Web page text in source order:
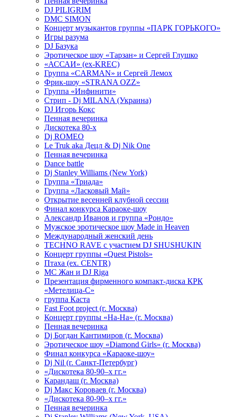
DJ PILIGRIM
DMC SIMON
Концерт музыкантов группы «ПАРК ГОРЬКОГО»
Игры разума
DJ Базука
Эротическое шоу «Тарзан» и Сергей Глушко
«АССАИ» (ex-KREC)
Группа «CARMAN» и Сергей Лемох
Фрик-шоу «STRANA OZZ»
Группа «Инфинити»
Стрип - Dj MILANA (Украина)
DJ Игорь Кокс
Пенная вечеринка
Дискотека 80-х
Dj ROMEO
Le Truk aka Децл & Dj Nik One
Пенная вечеринка
Dance battle
Dj Stanley Williams (New York)
Группа «Триада»
Группа «Ласковый Май»
Открытие весенней клубной сессии
Финал конкурса Караоке-шоу
Александр Иванов и группа «Рондо»
Мужское эротическое шоу Made in Heaven
Международный женский день
TECHNO RAVE с участием DJ SHUSHUKIN
Концерт группы «Quest Pistols»
Птаха (ex. CENTR)
МС Жан и DJ Riga
Презентация фирменного компакт-диска КРК
«Метелица-С»
группа Каста
Fast Foot project (г. Москва)
Концерт группы «На-На» (г. Москва)
Пенная вечеринка
Dj Богдан Кантимиров (г. Москва)
Эротическое шоу «Diamond Girls» (г. Москва)
Финал конкурса «Караоке-шоу»
Dj Nil (г. Санкт-Петербург)
«Дискотека 80-90–х гг.»
Карандаш (г. Москва)
Dj Макс Короваев (г. Москва)
«Дискотека 80-90–х гг.»
Пенная вечеринка